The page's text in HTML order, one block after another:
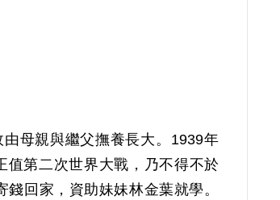
母親與繼父撫養長大。1939年
值第二次世界大戰，乃不得不於
回家，資助妹妹林金葉就學。